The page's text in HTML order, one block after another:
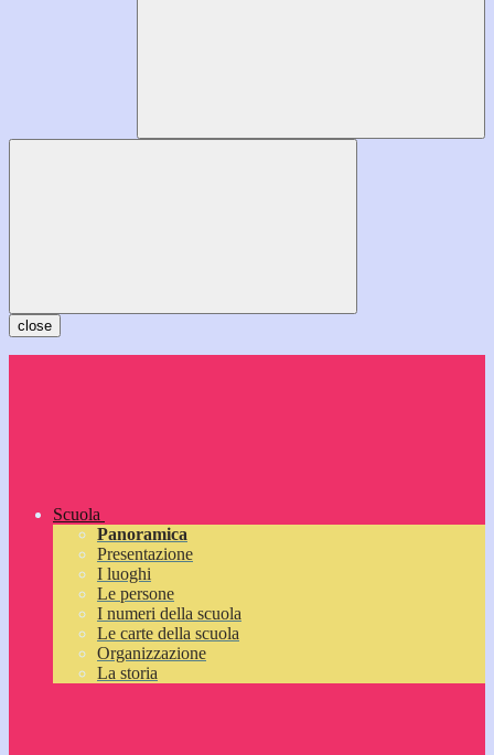
close
Scuola
Panoramica
Presentazione
I luoghi
Le persone
I numeri della scuola
Le carte della scuola
Organizzazione
La storia